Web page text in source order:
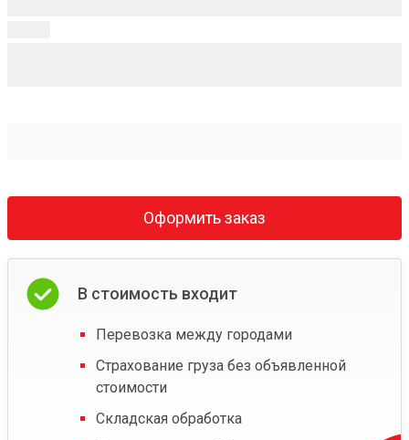
Оформить заказ
В стоимость входит
Перевозка между городами
Страхование груза без объявленной
стоимости
Складская обработка